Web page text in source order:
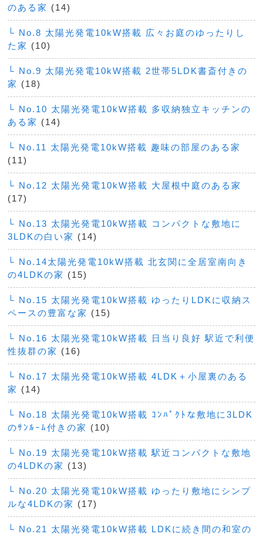
のある家 (14)
└ No.8 太陽光発電10kW搭載 広々お庭のゆったりし
た家 (10)
└ No.9 太陽光発電10kW搭載 2世帯5LDK書斎付きの
家 (18)
└ No.10 太陽光発電10kW搭載 多収納独立キッチンの
ある家 (14)
└ No.11 太陽光発電10kW搭載 趣味の部屋のある家
(11)
└ No.12 太陽光発電10kW搭載 大屋根中庭のある家
(17)
└ No.13 太陽光発電10kW搭載 コンパクトな敷地に
3LDKの白い家 (14)
└ No.14太陽光発電10kW搭載 北玄関に全居室南向き
の4LDKの家 (15)
└ No.15 太陽光発電10kW搭載 ゆったりLDKに収納ス
ペースの豊富な家 (15)
└ No.16 太陽光発電10kW搭載 日当り良好 駅近で利便
性抜群の家 (16)
└ No.17 太陽光発電10kW搭載 4LDK＋小屋裏のある
家 (14)
└ No.18 太陽光発電10kW搭載 ｺﾝﾊﾟｸﾄな敷地に3LDK
のｻﾝﾙｰﾑ付きの家 (10)
└ No.19 太陽光発電10kW搭載 駅近コンパクトな敷地
の4LDKの家 (13)
└ No.20 太陽光発電10kW搭載 ゆったり敷地にシンプ
ルな4LDKの家 (17)
└ No.21 太陽光発電10kW搭載 LDKに続き間の和室の